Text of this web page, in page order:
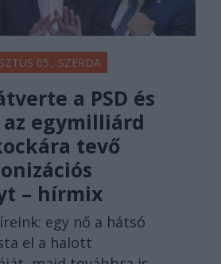
05., SZERDA
a PSD és
az egymilliárd
tevő
– hírmix
egy nő a hátsó
el a halott